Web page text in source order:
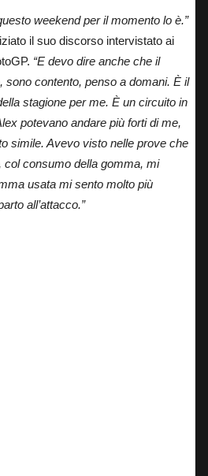
weekend per il momento lo è.”
il suo discorso intervistato ai
“E devo dire anche che il
sono contento, penso a domani. È il
stagione per me. È un circuito in
potevano andare più forti di me,
simile. Avevo visto nelle prove che
col consumo della gomma, mi
usata mi sento molto più
all’attacco.”